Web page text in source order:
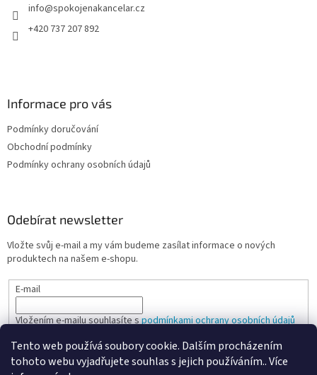
Tento web používá soubory cookie. Dalším procházením
tohoto webu vyjadřujete souhlas s jejich používáním.. Více
info@spokojenakancelar.cz
+420 737 207 892
Informace pro vás
Podmínky doručování
Obchodní podmínky
Podmínky ochrany osobních údajů
Odebírat newsletter
Vložte svůj e-mail a my vám budeme zasílat informace o nových
produktech na našem e-shopu.
E-mail
Vložením e-mailu souhlasíte spodmínkami ochrany osobních údajů
PŘIHLÁSIT SE